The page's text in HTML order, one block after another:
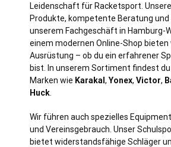
Leidenschaft für Racketsport.
Produkte, kompetente Beratung und
unserem Fachgeschäft in Hamburg-
einem modernen Online-Shop bieten
Ausrüstung – ob du ein erfahrener
bist. In unserem Sortiment findest
Marken wie Karakal , Yonex, Victor,
Huck
Wir führen auch spezielles
und Vereinsgebrauch. Unser
bietet widerstandsfähige Schläger